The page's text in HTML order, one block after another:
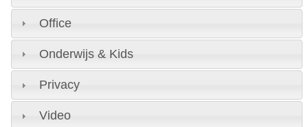
Office
Onderwijs & Kids
Privacy
Video